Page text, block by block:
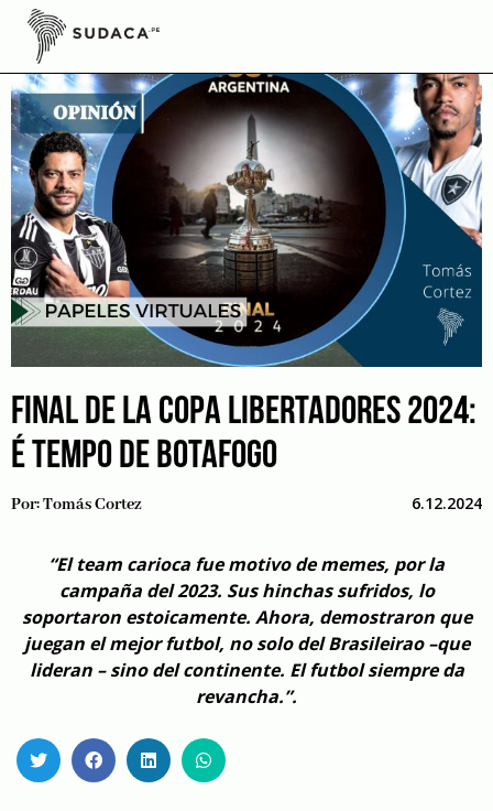
Skip
content
FINAL DE LA COPA LIBERTADORES 2024:
É TEMPO DE BOTAFOGO
Por:Tomás Cortez 6.12.2024
“El team carioca fue motivo de memes, por la
campaña del 2023. Sus hinchas sufridos, lo
soportaron estoicamente. Ahora, demostraron que
juegan el mejor futbol, no solo del Brasileirao –que
lideran – sino del continente. El futbol siempre da
revancha.”.